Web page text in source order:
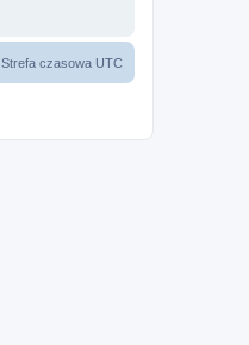
Strefa czasowa UTC